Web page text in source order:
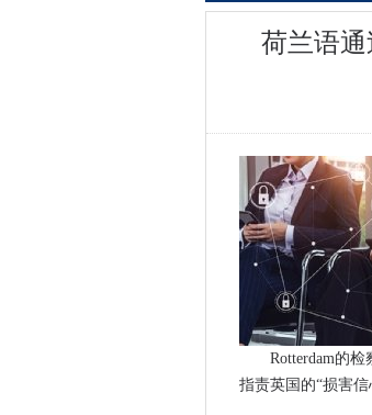
Asda袋子
CityFibre
ATOS和
近3000
Cyber​​
诺基亚传
Grindr投
Nova在流
前NCSC
CIO将
诺基亚，
指南狗数
争议的
荷兰语
Rotterdam的
指责英国的“损害信